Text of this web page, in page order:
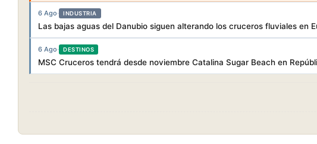
6 Ago· INDUSTRIA
Las bajas aguas del Danubio siguen alterando los cruceros fluviales en
6 Ago· DESTINOS
MSC Cruceros tendrá desde noviembre Catalina Sugar Beach en